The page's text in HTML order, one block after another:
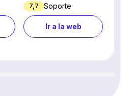
7,7 Soporte
Ir a la web